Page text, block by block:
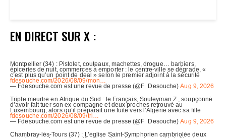
EN DIRECT SUR X :